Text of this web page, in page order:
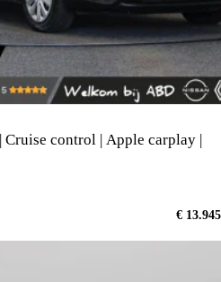
control | Apple carplay |
€ 13.945